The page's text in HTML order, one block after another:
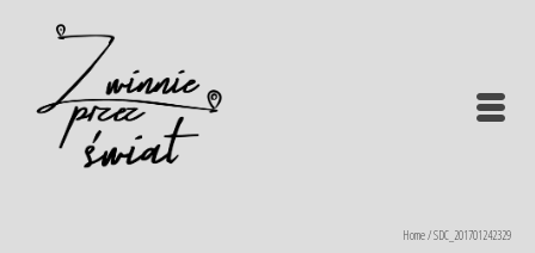
Home/SDC_201701242329